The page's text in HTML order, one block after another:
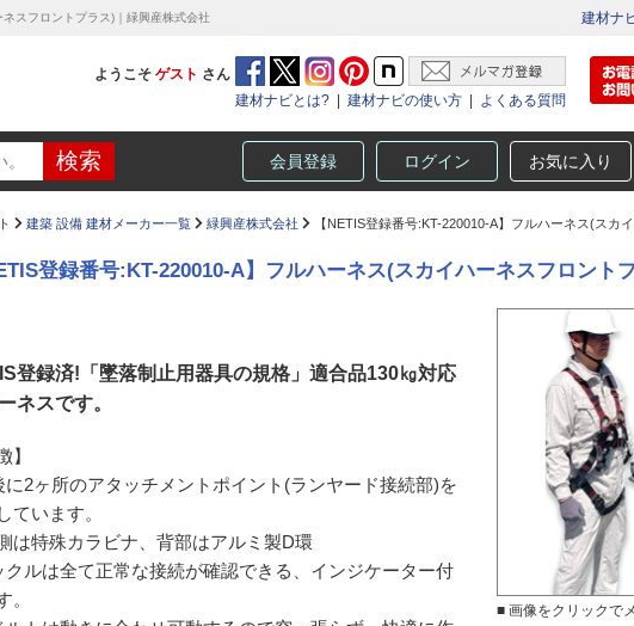
スフロントプラス)｜緑興産株式会社 建材ナ
ようこそ ゲスト さん
建材ナビとは?
建材ナビの使い方 よくある質問
会員登録 ログイン お気に入り
建築 設備 建材メーカー一覧 緑興産株式会社 【NETIS登録番号:KT-220010-A】フルハーネス(スカ
登録番号:KT-220010-A】フルハーネス(スカイハーネスフロント
登録済!「墜落制止用器具の規格」適合品130㎏対応
ネスです。
】
に2ヶ所のアタッチメントポイント(ランヤード接続部)を
ています。
は特殊カラビナ、背部はアルミ製D環
クルは全て正常な接続が確認できる、インジケーター付
。
■ 画像をクリックで